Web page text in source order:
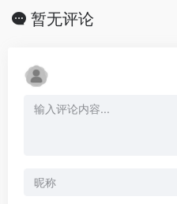
暂无评论